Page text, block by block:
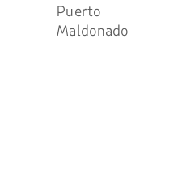
Puerto
Maldonado